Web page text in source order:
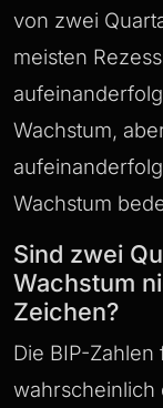
von zwei
meisten
Wachstum,
Wachstum
Sind zwei
Wachstum
Zeichen?
Die BIP-
wahrscheinlich